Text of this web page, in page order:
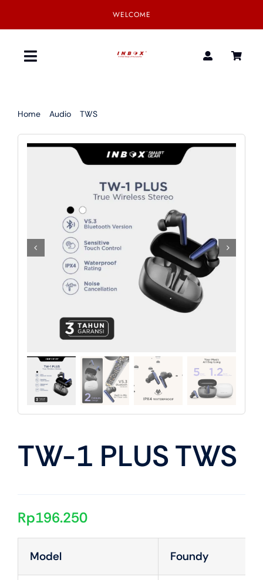
WELCOME
Toggle
Product
Download
Home Audio TWS
TW-1 PLUS TWS
Rp196.250
Model Foundy